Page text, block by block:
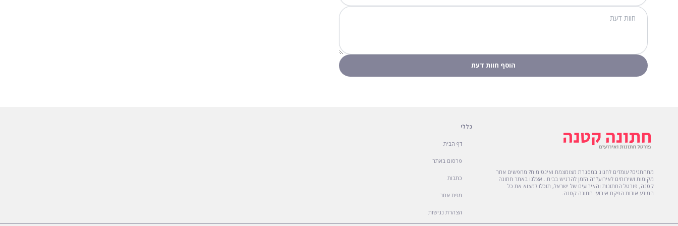
מתחתנים? עומדים לחגוג במסגרת מצומצמת ואינטימית? מחפשים אחר
מקומות ושירותים לאירוע? זה הזמן להרגיש בבית...אצלנו באתר חתונה
קטנה, פורטל החתונות והאירועים של ישראל, תוכלו למצוא את כל
המידע אודות הפקת אירועי חתונה קטנה.
כללי
דף הבית
פרסום באתר
כתבות
מפת אתר
הצהרת נגישות